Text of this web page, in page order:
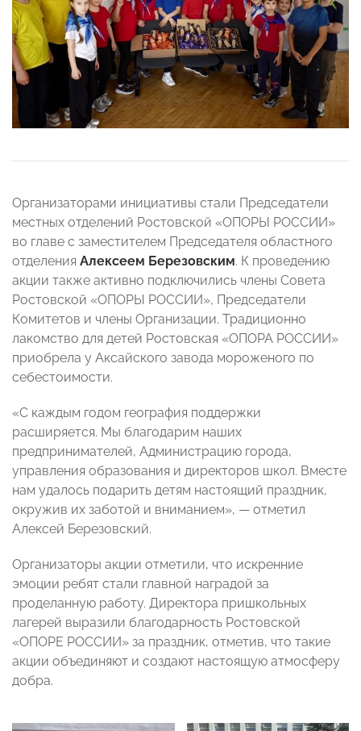
Организаторами инициативы стали Председатели
местных отделений Ростовской «ОПОРЫ РОССИИ»
во главе с заместителем Председателя областного
отделения Алексеем Березовским. К проведению
акции также активно подключились члены Совета
Ростовской «ОПОРЫ РОССИИ», Председатели
Комитетов и члены Организации. Традиционно
лакомство для детей Ростовская «ОПОРА РОССИИ»
приобрела у Аксайского завода мороженого по
себестоимости.
«С каждым годом география поддержки
расширяется. Мы благодарим наших
предпринимателей, Администрацию города,
управления образования и директоров школ. Вместе
нам удалось подарить детям настоящий праздник,
окружив их заботой и вниманием», — отметил
Алексей Березовский.
Организаторы акции отметили, что искренние
эмоции ребят стали главной наградой за
проделанную работу. Директора пришкольных
лагерей выразили благодарность Ростовской
«ОПОРЕ РОССИИ» за праздник, отметив, что такие
акции объединяют и создают настоящую атмосферу
добра.